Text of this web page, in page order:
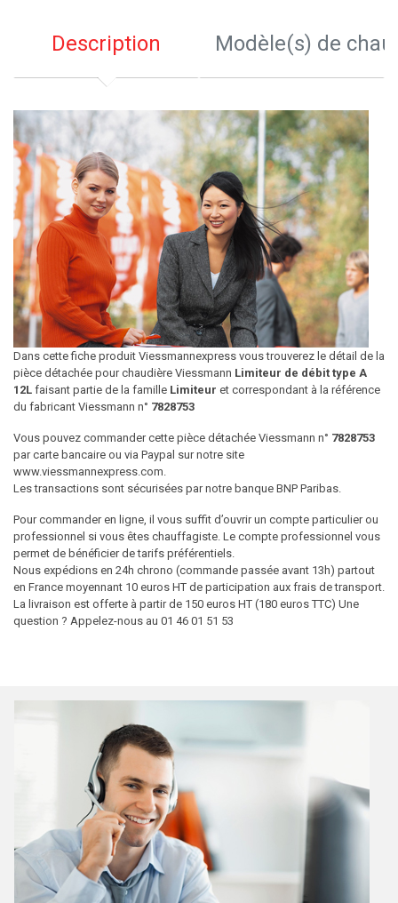
Description Modèle(s) de
Dans cette fiche produit Viessmannexpress vous trouverez le détail de la
pièce détachée pour chaudière Viessmann Limiteur de débit type A
12L faisant partie de la famille Limiteur et correspondant à la référence
du fabricant Viessmann n° 7828753
Vous pouvez commander cette pièce détachée Viessmann n° 7828753
par carte bancaire ou via Paypal sur notre site
www.viessmannexpress.com.
Les transactions sont sécurisées par notre banque BNP Paribas.
Pour commander en ligne, il vous suffit d’ouvrir un compte particulier ou
professionnel si vous êtes chauffagiste. Le compte professionnel vous
permet de bénéficier de tarifs préférentiels.
Nous expédions en 24h chrono (commande passée avant 13h) partout
en France moyennant 10 euros HT de participation aux frais de transport.
La livraison est offerte à partir de 150 euros HT (180 euros TTC) Une
question ? Appelez-nous au 01 46 01 51 53